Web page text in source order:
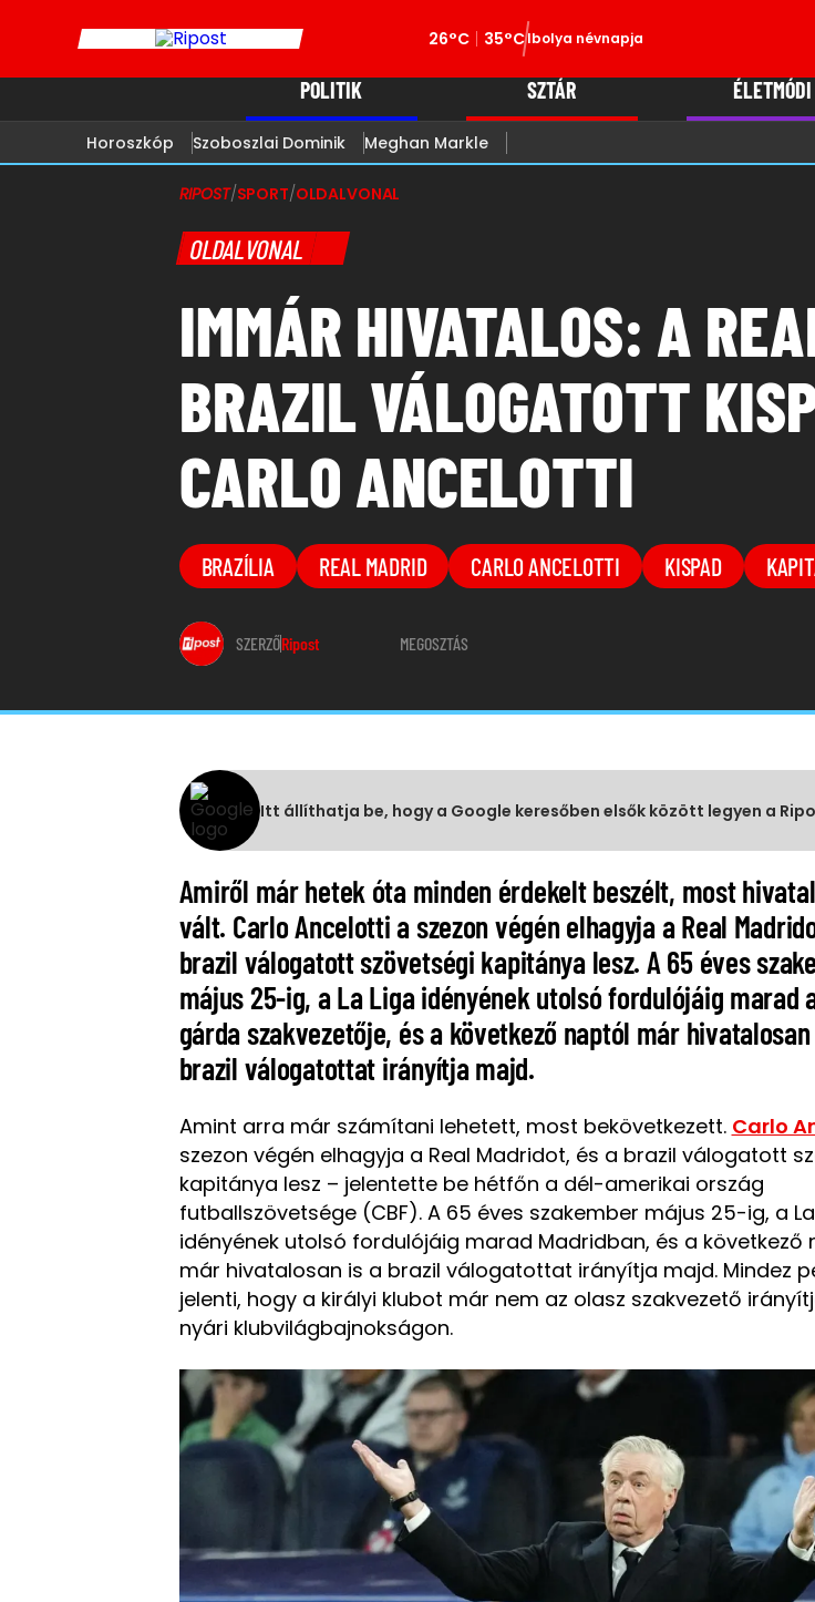
26°C 35°CIbolya névnapja
POLITIK SZTÁR ÉLETMÓDI
Horoszkóp Szoboszlai Dominik Meghan Markle
RIPOST/SPORT/OLDALVONAL
OLDALVONAL
IMMÁR HIVATALOS: A
BRAZIL VÁLOGATOTT
CARLO ANCELOTTI
BRAZÍLIA REAL MADRID CARLO ANCELOTTI KISPAD
SZERZŐRipost MEGOSZTÁS
Itt állíthatja be, hogy a Google keresőben elsők között legyen a
Amiről már hetek óta minden érdekelt beszélt, most
vált. Carlo Ancelotti a szezon végén elhagyja a Real
brazil válogatott szövetségi kapitánya lesz. A 65 éves
május 25-ig, a La Liga idényének utolsó fordulójáig marad
gárda szakvezetője, és a következő naptól már
brazil válogatottat irányítja majd.
Amint arra már számítani lehetett, most bekövetkezett. Carlo
szezon végén elhagyja a Real Madridot, és a brazil válogatott
kapitánya lesz – jelentette be hétfőn a dél-amerikai ország
futballszövetsége (CBF). A 65 éves szakember május 25-ig, a
idényének utolsó fordulójáig marad Madridban, és a következő
már hivatalosan is a brazil válogatottat irányítja majd. Mindez
jelenti, hogy a királyi klubot már nem az olasz szakvezető
nyári klubvilágbajnokságon.